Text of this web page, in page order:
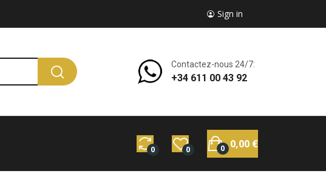
Sign in
Contactez-nous 24/7:
+34 611 00 43 92
0 0 0,00 €
0